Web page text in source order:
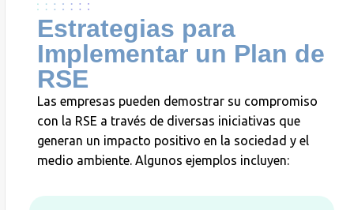
Estrategias para
Implementar un Plan de
RSE
Las empresas pueden demostrar su compromiso
con la RSE a través de diversas iniciativas que
generan un impacto positivo en la sociedad y el
medio ambiente. Algunos ejemplos incluyen: